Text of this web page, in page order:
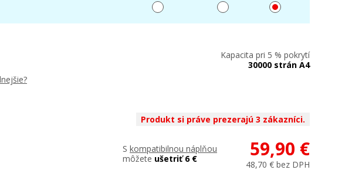
Kapacita pri 5 % pokrytí
30000 strán A4
Produkt si práve prezerajú 3 zákazníci.
S kompatibilnou náplňou
môžete ušetriť 6 € 59,90 €
48,70 € bez DPH